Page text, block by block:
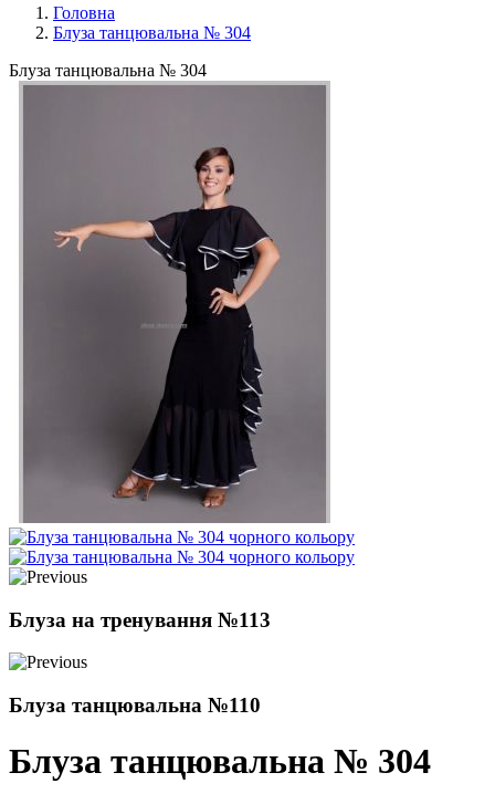
Головна
Блуза танцювальна № 304
Блуза танцювальна № 304
Блуза на тренування №113
Блуза танцювальна №110
Блуза танцювальна № 304